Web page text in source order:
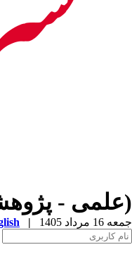
(علمی -
جمعه 16 مرداد 1405 |